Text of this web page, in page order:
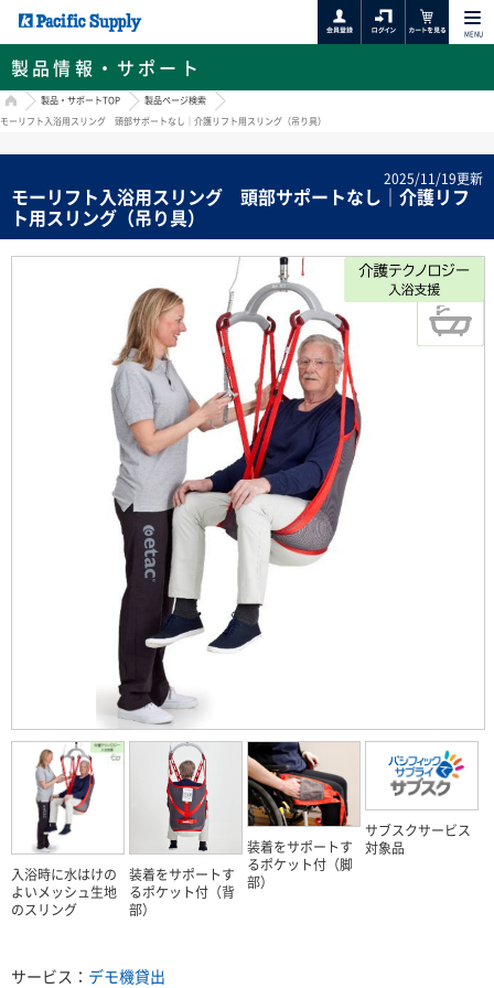
MENU
製品情報・サポート
HOME製品・サポートTOP
製品ページ検索
モーリフト入浴用スリング 頭部サポートなし｜介護リフト用スリング（吊り具）
2025/11/19更新
モーリフト入浴用スリング 頭部サポートなし｜介護リフ
ト用スリング（吊り具）
入浴時に水はけの
よいメッシュ生地
のスリング
装着をサポートす
るポケット付（背
部）
装着をサポートす
るポケット付（脚
部）
サブスクサービス
対象品
サービス： デモ機貸出